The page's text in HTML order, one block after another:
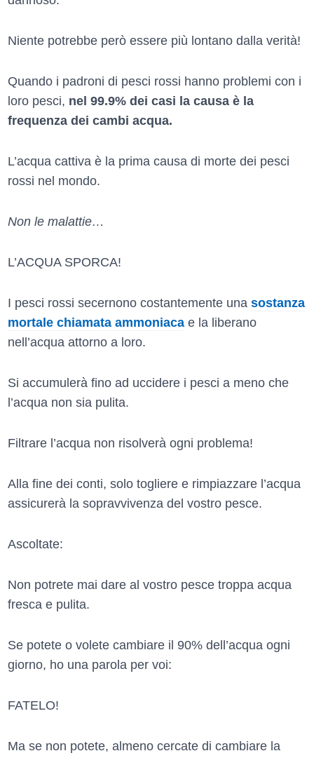
Niente potrebbe però essere più lontano dalla verità!
Quando i padroni di pesci rossi hanno problemi con i
loro pesci, nel 99.9% dei casi la causa è la
frequenza dei cambi acqua.
L’acqua cattiva è la prima causa di morte dei pesci
rossi nel mondo.
Non le malattie…
L’ACQUA SPORCA!
I pesci rossi secernono costantemente una sostanza
mortale chiamata ammoniaca e la liberano
nell’acqua attorno a loro.
Si accumulerà fino ad uccidere i pesci a meno che
l’acqua non sia pulita.
Filtrare l’acqua non risolverà ogni problema!
Alla fine dei conti, solo togliere e rimpiazzare l’acqua
assicurerà la sopravvivenza del vostro pesce.
Ascoltate:
Non potrete mai dare al vostro pesce troppa acqua
fresca e pulita.
Se potete o volete cambiare il 90% dell’acqua ogni
giorno, ho una parola per voi:
FATELO!
Ma se non potete, almeno cercate di cambiare la